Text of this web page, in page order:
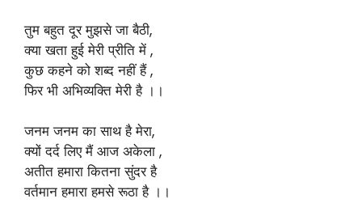
तुम बहुत दूर मुझसे जा बैठी,
क्या खता हुई मेरी प्रीति में ,
कुछ कहने को शब्द नहीं हैं ,
फिर भी अभिव्यक्ति मेरी है ।।
जनम जनम का साथ है मेरा,
क्यों दर्द लिए मैं आज अकेला ,
अतीत हमारा कितना सुंदर है
वर्तमान हमारा हमसे रूठा है ।।